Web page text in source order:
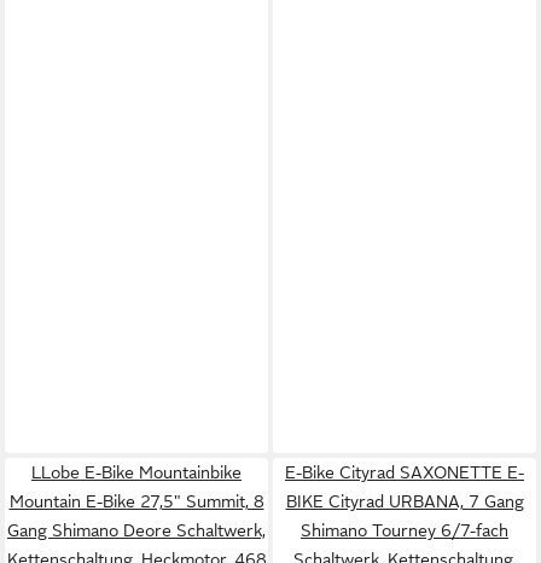
LLobe E-Bike Mountainbike
Mountain E-Bike 27,5" Summit, 8
Gang Shimano Deore Schaltwerk,
E-Bike Cityrad SAXONETTE E-
BIKE Cityrad URBANA, 7 Gang
Shimano Tourney 6/7-fach